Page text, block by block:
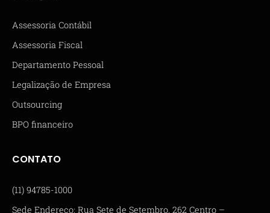
Assessoria Contábil
Assessoria Fiscal
Departamento Pessoal
Legalização de Empresa
Outsourcing
BPO financeiro
CONTATO
(11) 94785-1000
Sede Endereço: Rua Sete de Setembro, 262 Centro –